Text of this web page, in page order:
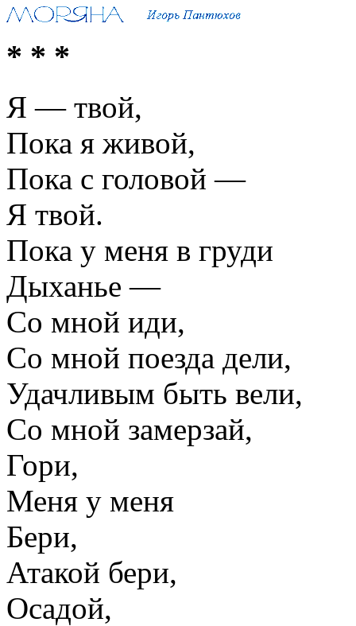
* * *
Я — твой,
Пока я живой,
Пока с головой —
Я твой.
Пока у меня в груди
Дыханье —
Со мной иди,
Со мной поезда дели,
Удачливым быть вели,
Со мной замерзай,
Гори,
Меня у меня
Бери,
Атакой бери,
Осадой,